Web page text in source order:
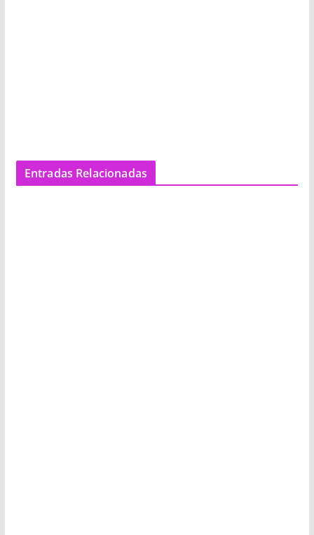
Entradas Relacionadas